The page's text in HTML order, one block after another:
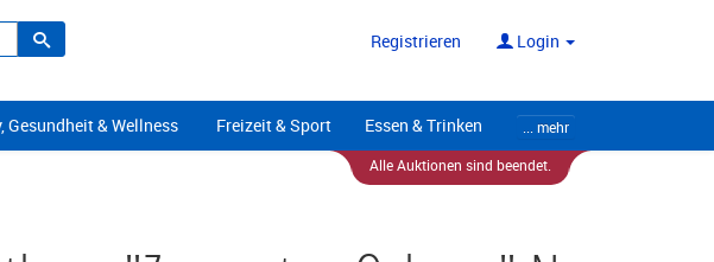
Registrieren Login
Gesundheit & Wellness Freizeit & Sport Essen & Trinken
... mehr
Alle Auktionen sind beendet.